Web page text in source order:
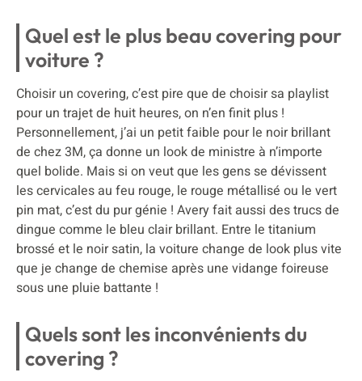
Quel est le plus beau covering pour
voiture ?
Choisir un covering, c’est pire que de choisir sa playlist
pour un trajet de huit heures, on n’en finit plus !
Personnellement, j’ai un petit faible pour le noir brillant
de chez 3M, ça donne un look de ministre à n’importe
quel bolide. Mais si on veut que les gens se dévissent
les cervicales au feu rouge, le rouge métallisé ou le vert
pin mat, c’est du pur génie ! Avery fait aussi des trucs de
dingue comme le bleu clair brillant. Entre le titanium
brossé et le noir satin, la voiture change de look plus vite
que je change de chemise après une vidange foireuse
sous une pluie battante !
Quels sont les inconvénients du
covering ?